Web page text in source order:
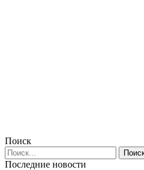
Поиск
Последние новости